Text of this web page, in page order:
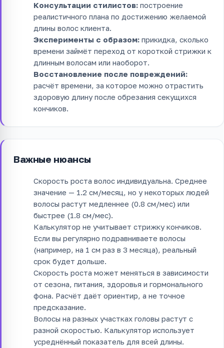
Консультации стилистов: построение
реалистичного плана по достижению желаемой
длины волос клиента.
Эксперименты с образом: прикидка, сколько
времени займёт переход от короткой стрижки к
длинным волосам или наоборот.
Восстановление после повреждений:
расчёт времени, за которое можно отрастить
здоровую длину после обрезания секущихся
кончиков.
Важные нюансы
Скорость роста волос индивидуальна. Среднее
значение — 1.2 см/месяц, но у некоторых людей
волосы растут медленнее (0.8 см/мес) или
быстрее (1.8 см/мес).
Калькулятор не учитывает стрижку кончиков.
Если вы регулярно подравниваете волосы
(например, на 1 см раз в 3 месяца), реальный
срок будет дольше.
Скорость роста может меняться в зависимости
от сезона, питания, здоровья и гормонального
фона. Расчёт даёт ориентир, а не точное
предсказание.
Волосы на разных участках головы растут с
разной скоростью. Калькулятор использует
усреднённый показатель для всей длины.